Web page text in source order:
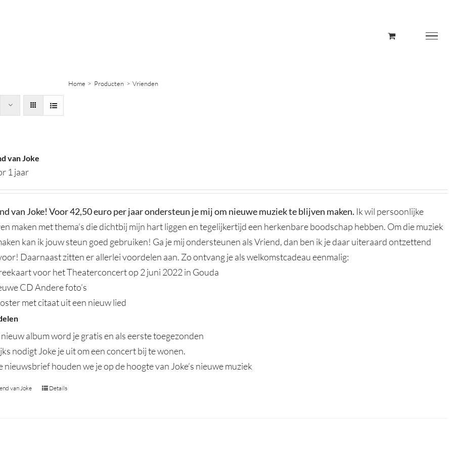
Home Producten Vrienden
van Joke
1 jaar
van Joke! Voor 42,50 euro per jaar ondersteun je mij om nieuwe muziek te blijven maken. Ik wil persoonlijke
maken met thema’s die dichtbij mijn hart liggen en tegelijkertijd een herkenbare boodschap hebben. Om die muziek
kan ik jouw steun goed gebruiken! Ga je mij ondersteunen als Vriend, dan ben ik je daar uiteraard ontzettend
Daarnaast zitten er allerlei voordelen aan. Zo ontvang je als welkomstcadeau eenmalig:
voor het Theaterconcert op 2 juni 2022 in Gouda
CD Andere foto’s
met citaat uit een nieuw lied
album word je gratis en als eerste toegezonden
nodigt Joke je uit om een concert bij te wonen.
nieuwsbrief houden we je op de hoogte van Joke’s nieuwe muziek
van Joke Details